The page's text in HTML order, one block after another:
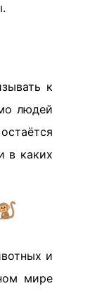
к
людей
в каких
и
мире